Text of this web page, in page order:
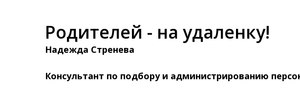
Родителей - на удаленку!
Надежда Стренева
Консультант по подбору и администрированию